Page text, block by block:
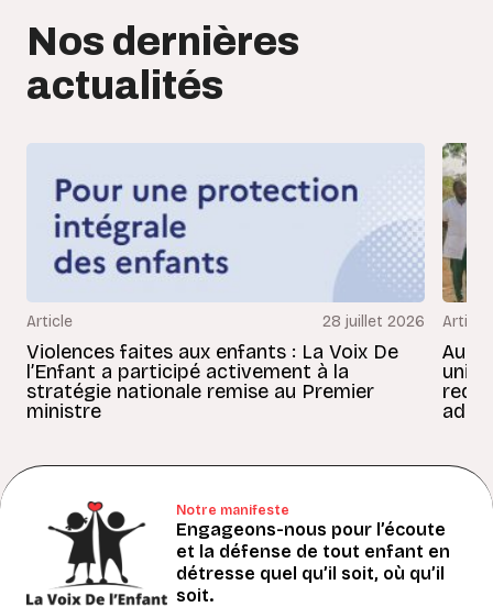
Nos dernières
actualités
Article 28 juillet 2026
Violences faites aux enfants : La Voix De
l’Enfant a participé activement à la
stratégie nationale remise au Premier
ministre
Article
Au
Notre manifeste
Engageons-nous pour l’écoute
et la défense de tout enfant en
détresse quel qu’il soit, où qu’il
soit.